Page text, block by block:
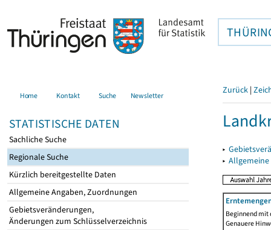
Home Kontakt Suche Newsletter
STATISTISCHE DATEN
Sachliche Suche
Regionale Suche
Kürzlich bereitgestellte Daten
Allgemeine Angaben, Zuordnungen
Gebietsveränderungen,
Änderungen zum Schlüsselverzeichnis
Zurück |
▸
▸
Beginnend mit
Genauere